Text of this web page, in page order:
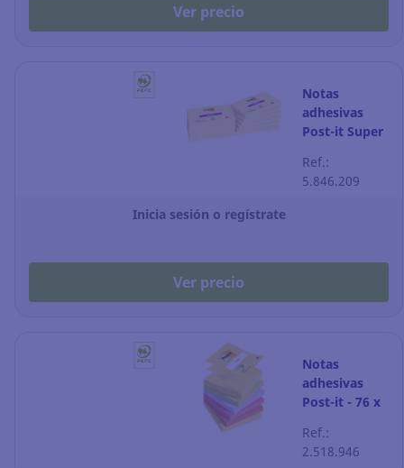
Ver precio
Notas
adhesivas
Post-it Super
127 mm -
amarillo - 12
Ref.:
5.846.209
Inicia sesión o regístrate
Ver precio
Notas
adhesivas
Post-it - 76 x
- varios
colores - 6
Ref.:
2.518.946